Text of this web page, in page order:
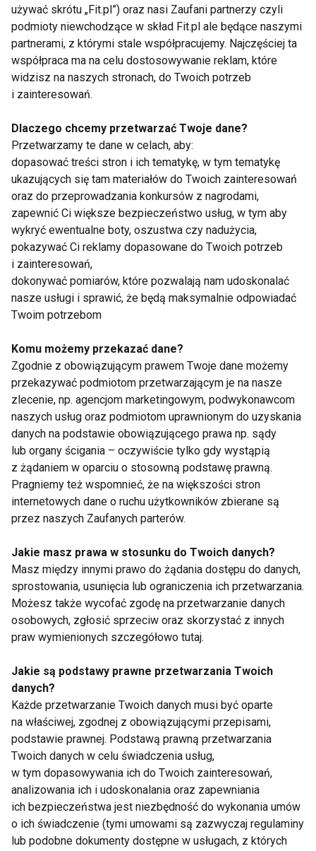
U Malucha na talerzu
U Malucha na talerzu
Pozbądź się zbędnych
kilogramów
Odchudzająca książka
kucharska
Nordic Walking dla Ciebie
Robert Korzeniowski
Nie przegap nowości ze
świata FIT!
Zapisz się do naszego newslettera
Wyrażam zgodę na otrzymywanie informacji
handlowej drogą elektroniczną na podany adres e-mail
przez FIT.PL. Więcej informacji znajdziesz w Polityce
Prywatności.
ZAPISZ SIĘ
używać skrótu „Fit.pl”) oraz nasi Zaufani partnerzy czyli
podmioty niewchodzące w skład Fit.pl ale będące naszymi
partnerami, z którymi stale współpracujemy. Najczęściej ta
współpraca ma na celu dostosowywanie reklam, które
widzisz na naszych stronach, do Twoich potrzeb
i zainteresowań.
Dlaczego chcemy przetwarzać Twoje dane?
Przetwarzamy te dane w celach, aby:
dopasować treści stron i ich tematykę, w tym tematykę
ukazujących się tam materiałów do Twoich zainteresowań
oraz do przeprowadzania konkursów z nagrodami,
zapewnić Ci większe bezpieczeństwo usług, w tym aby
wykryć ewentualne boty, oszustwa czy nadużycia,
pokazywać Ci reklamy dopasowane do Twoich potrzeb
i zainteresowań,
dokonywać pomiarów, które pozwalają nam udoskonalać
nasze usługi i sprawić, że będą maksymalnie odpowiadać
Twoim potrzebom
Komu możemy przekazać dane?
Zgodnie z obowiązującym prawem Twoje dane możemy
przekazywać podmiotom przetwarzającym je na nasze
zlecenie, np. agencjom marketingowym, podwykonawcom
naszych usług oraz podmiotom uprawnionym do uzyskania
danych na podstawie obowiązującego prawa np. sądy
lub organy ścigania – oczywiście tylko gdy wystąpią
z żądaniem w oparciu o stosowną podstawę prawną.
Pragniemy też wspomnieć, że na większości stron
internetowych dane o ruchu użytkowników zbierane są
przez naszych Zaufanych parterów.
Jakie masz prawa w stosunku do Twoich danych?
Masz między innymi prawo do żądania dostępu do danych,
sprostowania, usunięcia lub ograniczenia ich przetwarzania.
Możesz także wycofać zgodę na przetwarzanie danych
osobowych, zgłosić sprzeciw oraz skorzystać z innych
praw wymienionych szczegółowo tutaj.
Jakie są podstawy prawne przetwarzania Twoich
danych?
Każde przetwarzanie Twoich danych musi być oparte
na właściwej, zgodnej z obowiązującymi przepisami,
podstawie prawnej. Podstawą prawną przetwarzania
Twoich danych w celu świadczenia usług,
w tym dopasowywania ich do Twoich zainteresowań,
analizowania ich i udoskonalania oraz zapewniania
ich bezpieczeństwa jest niezbędność do wykonania umów
o ich świadczenie (tymi umowami są zazwyczaj regulaminy
lub podobne dokumenty dostępne w usługach, z których